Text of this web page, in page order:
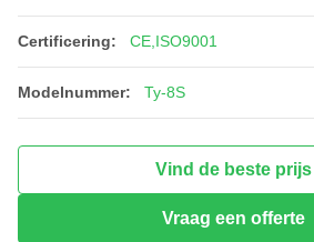
Certificering: CE,ISO9001
Modelnummer: Ty-8S
Vind de beste prijs
Vraag een offerte